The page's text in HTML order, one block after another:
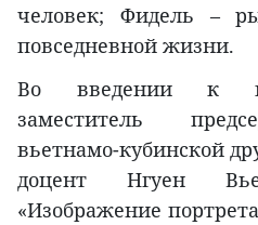
человек; Фидель –
повседневной жизни.
Во введении к
заместитель
вьетнамо-кубинской
доцент Нгуен
«Изображение